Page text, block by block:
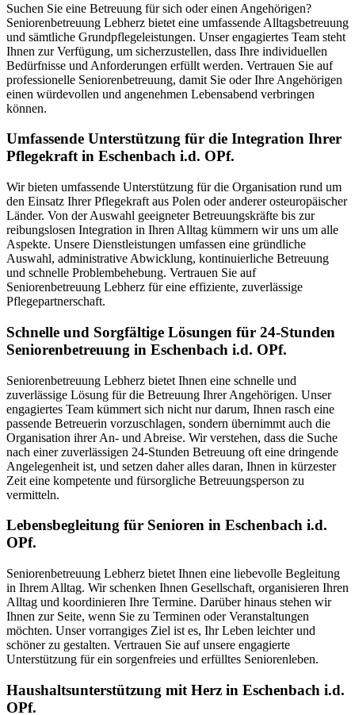
Suchen Sie eine Betreuung für sich oder einen Angehörigen?
Seniorenbetreuung Lebherz bietet eine umfassende Alltagsbetreuung
und sämtliche Grundpflegeleistungen. Unser engagiertes Team steht
Ihnen zur Verfügung, um sicherzustellen, dass Ihre individuellen
Bedürfnisse und Anforderungen erfüllt werden. Vertrauen Sie auf
professionelle Seniorenbetreuung, damit Sie oder Ihre Angehörigen
einen würdevollen und angenehmen Lebensabend verbringen
können.
Umfassende Unterstützung für die Integration Ihrer
Pflegekraft in Eschenbach i.d. OPf.
Wir bieten umfassende Unterstützung für die Organisation rund um
den Einsatz Ihrer Pflegekraft aus Polen oder anderer osteuropäischer
Länder. Von der Auswahl geeigneter Betreuungskräfte bis zur
reibungslosen Integration in Ihren Alltag kümmern wir uns um alle
Aspekte. Unsere Dienstleistungen umfassen eine gründliche
Auswahl, administrative Abwicklung, kontinuierliche Betreuung
und schnelle Problembehebung. Vertrauen Sie auf
Seniorenbetreuung Lebherz für eine effiziente, zuverlässige
Pflegepartnerschaft.
Schnelle und Sorgfältige Lösungen für 24-Stunden
Seniorenbetreuung in Eschenbach i.d. OPf.
Seniorenbetreuung Lebherz bietet Ihnen eine schnelle und
zuverlässige Lösung für die Betreuung Ihrer Angehörigen. Unser
engagiertes Team kümmert sich nicht nur darum, Ihnen rasch eine
passende Betreuerin vorzuschlagen, sondern übernimmt auch die
Organisation ihrer An- und Abreise. Wir verstehen, dass die Suche
nach einer zuverlässigen 24-Stunden Betreuung oft eine dringende
Angelegenheit ist, und setzen daher alles daran, Ihnen in kürzester
Zeit eine kompetente und fürsorgliche Betreuungsperson zu
vermitteln.
Lebensbegleitung für Senioren in Eschenbach i.d.
OPf.
Seniorenbetreuung Lebherz bietet Ihnen eine liebevolle Begleitung
in Ihrem Alltag. Wir schenken Ihnen Gesellschaft, organisieren Ihren
Alltag und koordinieren Ihre Termine. Darüber hinaus stehen wir
Ihnen zur Seite, wenn Sie zu Terminen oder Veranstaltungen
möchten. Unser vorrangiges Ziel ist es, Ihr Leben leichter und
schöner zu gestalten. Vertrauen Sie auf unsere engagierte
Unterstützung für ein sorgenfreies und erfülltes Seniorenleben.
Haushalts­unterstützung mit Herz in Eschenbach i.d.
OPf.